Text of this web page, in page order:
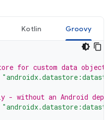
Groovy
Kotlin
for custom data
without an Android